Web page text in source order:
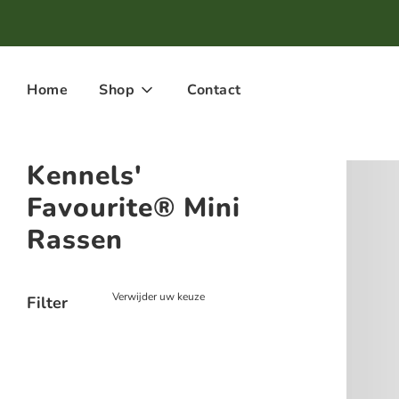
Home Shop Contact
Kennels'
Favourite® Mini
Rassen
Filter Verwijder uw keuze